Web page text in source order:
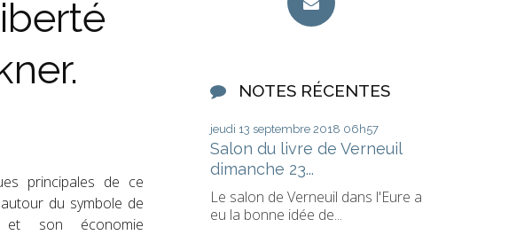
principales de ce
du symbole de
son économie
NOTES RÉCENTES
jeudi 13 septembre 2018 06h57
Salon du livre de Verneuil
dimanche 23...
Le salon de Verneuil dans l'Eure a
eu la bonne idée de...